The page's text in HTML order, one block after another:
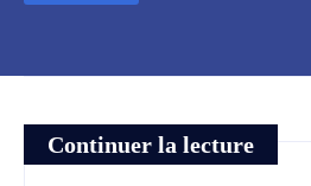
Continuer la lecture